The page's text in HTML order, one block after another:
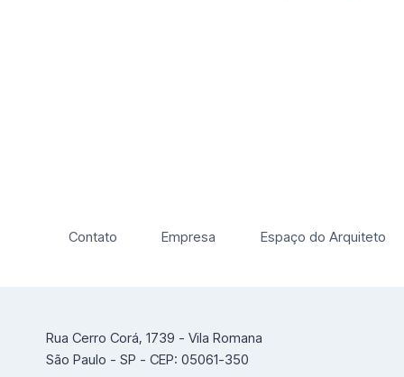
Contato Empresa Espaço do Arquiteto
Rua Cerro Corá, 1739 - Vila Romana
São Paulo - SP - CEP: 05061-350